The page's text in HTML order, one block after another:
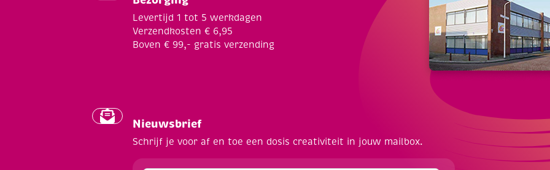
Levertijd 1 tot 5 werkdagen
Verzendkosten € 6,95
Boven € 99,- gratis verzending
Nieuwsbrief
Schrijf je voor af en toe een dosis creativiteit in jouw mailbox.